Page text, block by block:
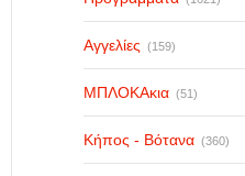
Αγγελίες (159)
ΜΠΛΟΚΑκια (51)
Κήπος - Βότανα (360)